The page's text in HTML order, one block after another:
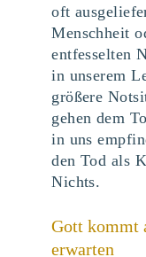
oft
Menschheit
entfesselten
in unserem
größere
gehen dem
in uns
den Tod als
Nichts.
Gott kommt
erwarten